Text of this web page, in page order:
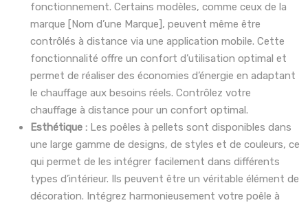
fonctionnement. Certains modèles, comme ceux de la
marque [Nom d’une Marque], peuvent même être
contrôlés à distance via une application mobile. Cette
fonctionnalité offre un confort d’utilisation optimal et
permet de réaliser des économies d’énergie en adaptant
le chauffage aux besoins réels. Contrôlez votre
chauffage à distance pour un confort optimal.
Esthétique : Les poêles à pellets sont disponibles dans
une large gamme de designs, de styles et de couleurs, ce
qui permet de les intégrer facilement dans différents
types d’intérieur. Ils peuvent être un véritable élément de
décoration. Intégrez harmonieusement votre poêle à